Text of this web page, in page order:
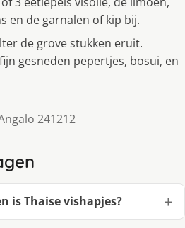
en de garnalen of kip bij.
de grove stukken eruit.
gesneden pepertjes, bosui, en
241212
is Thaise vishapjes?